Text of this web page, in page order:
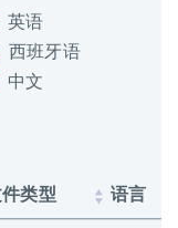
英语
西班牙语
中文
类型 语言